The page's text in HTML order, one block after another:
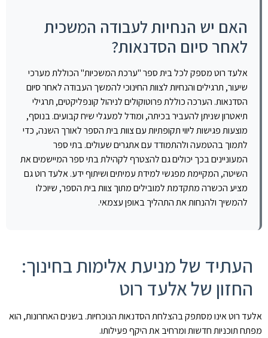
האם יש הנחיות לעבודה המשכית
לאחר סיום הסדנאות?
אלעד רוט מספק לכל בית ספר "ערכת המשכיות" הכוללת מערכי
שיעור, תרגילים והנחיות לצוות החינוכי להמשך העבודה לאחר סיום
הסדנאות. הערכה כוללת פרוטוקולים לניהול קונפליקטים, תרגילי
תיאטרון שניתן להעביר בכיתה, ומודל למעגלי שיח קבועים. בנוסף,
מוצעות פגישות ליווי תקופתיות עם צוות בית הספר לאורך השנה, כדי
לתמוך בהטמעה ולהתמודד עם אתגרים שעולים. בתי ספר
המעוניינים בכך יכולים גם להצטרף לקהילת בתי ספר המיישמים את
השיטה, המקיימת מפגשי למידת עמיתים ושיתוף ידע. אלעד רוט גם
מציע הכשרה מתקדמת למובילים מתוך צוות בית הספר, שיוכלו
להמשיך ולהנחות את התהליך באופן עצמאי.
העתיד של מניעת אלימות בחינוך:
החזון של אלעד רוט
אלעד רוט אינו מסתפק בהצלחת הסדנאות הנוכחיות. בשנים האחרונות, הוא
מפתח תוכניות חדשות ומרחיב את היקף פעילותו.